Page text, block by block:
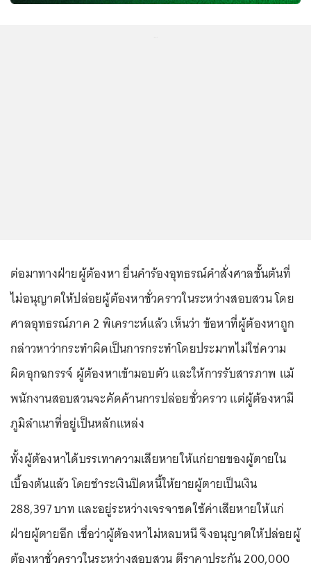
ต่อมาทางฝ่ายผู้ต้องหา ยื่นคำร้องอุทธรณ์คำสั่งศาลชั้นต้นที่
ไม่อนุญาตให้ปล่อยผู้ต้องหาชั่วคราวในระหว่างสอบสวน โดย
ศาลอุทธรณ์ภาค 2 พิเคราะห์แล้ว เห็นว่า ข้อหาที่ผู้ต้องหาถูก
กล่าวหาว่ากระทำผิดเป็นการกระทำโดยประมาทไม่ใช่ความ
ผิดอุกฉกรรจ์ ผู้ต้องหาเข้ามอบตัว และให้การรับสารภาพ แม้
พนักงานสอบสวนจะคัดค้านการปล่อยชั่วคราว แต่ผู้ต้องหามี
ภูมิลำเนาที่อยู่เป็นหลักแหล่ง
ทั้งผู้ต้องหาได้บรรเทาความเสียหายให้แก่ยายของผู้ตายใน
เบื้องต้นแล้ว โดยชำระเงินปิดหนี้ให้ยายผู้ตายเป็นเงิน
288,397 บาท และอยู่ระหว่างเจรจาชดใช้ค่าเสียหายให้แก่
ฝ่ายผู้ตายอีก เชื่อว่าผู้ต้องหาไม่หลบหนี จึงอนุญาตให้ปล่อยผู้
ต้องหาชั่วคราวในระหว่างสอบสวน ตีราคาประกัน 200,000